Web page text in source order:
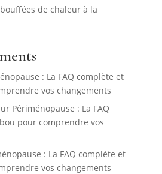
de chaleur à la
: La FAQ complète et
vos changements
Périménopause : La FAQ
pour comprendre vos
: La FAQ complète et
vos changements